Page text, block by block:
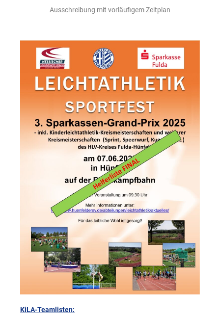
Ausschreibung mit vorläufigem Zeitplan
KiLA-Teamlisten: